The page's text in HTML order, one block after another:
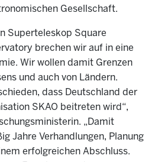
Gesellschaft.
Superteleskop Square
brechen wir auf in eine
Wir wollen damit Grenzen
und auch von Ländern.
dass Deutschland der
SKAO beitreten wird“,
„Damit
Jahre Verhandlungen, Planung
erfolgreichen Abschluss.